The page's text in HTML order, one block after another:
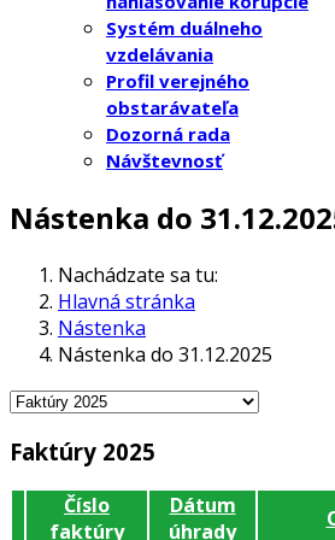
Systém duálneho
vzdelávania
Profil verejného
obstarávateľa
Dozorná rada
Návštevnosť
Nástenka do
Nachádzate sa tu:
Hlavná stránka
Nástenka
Nástenka do 31.12.2025
Faktúry 2025
Číslo
faktúry
Dátum
úhrady